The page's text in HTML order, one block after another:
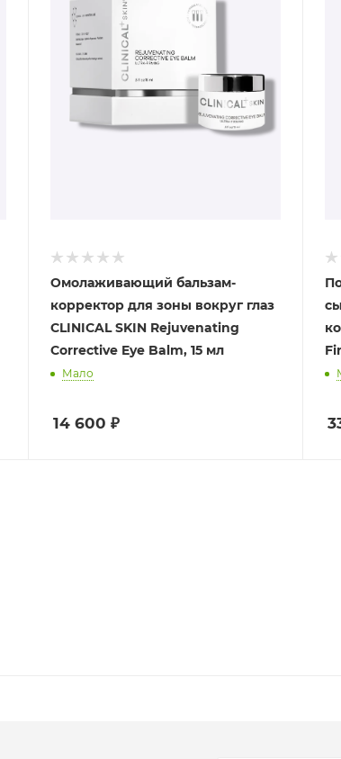
Омолаживающий бальзам-
корректор для зоны вокруг глаз
CLINICAL SKIN Rejuvenating
Corrective Eye Balm, 15 мл
Мало
14 600 ₽